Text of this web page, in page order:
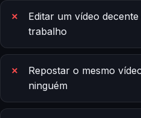
Editar um vídeo
trabalho
Repostar o mesmo
ninguém